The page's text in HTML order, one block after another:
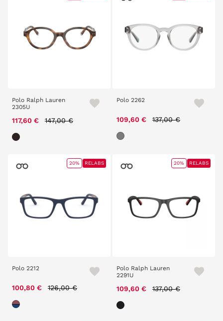
Polo Ralph Lauren
2305U
117,60 € Price reduced from
147,00 €
Polo 2262
109,60 € Price reduced from
137,00 €
Polo 2212
100,80 € Price reduced from
126,00 €
20% RELABS
Polo Ralph Lauren
2291U
109,60 € Price reduced from
137,00 €
20% RELABS